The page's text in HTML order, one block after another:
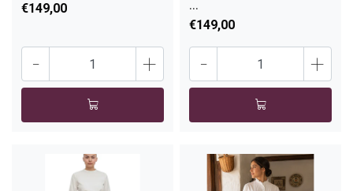
€149,00
- +
...
€149,00
- +